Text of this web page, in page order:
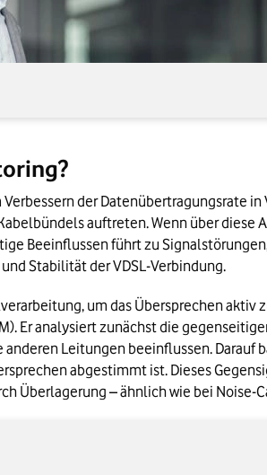
der Datenübertragungsrate
auftreten. Wenn über
Beeinflussen führt zu
Stabilität der VDSL-Verbindung.
um das Übersprechen
Er analysiert zunächst die
anderen Leitungen beeinflussen.
abgestimmt ist. Dieses
Überlagerung – ähnlich wie bei Noise-